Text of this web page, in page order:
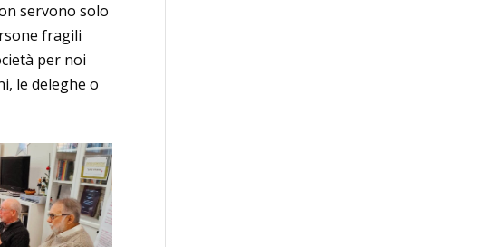
servono solo
fragili
per noi
le deleghe o